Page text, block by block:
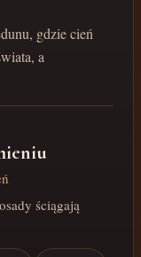
gdzie cień
a
ściągają